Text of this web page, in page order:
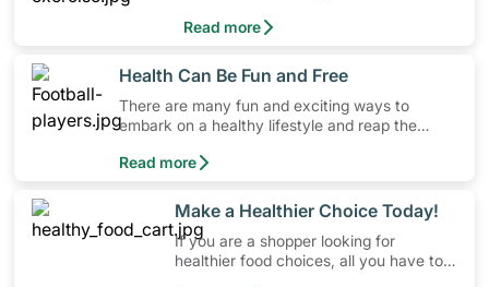
Read more
​Health Can Be Fun and Free
There are many fun and exciting ways to
embark on a healthy lifestyle and reap the
spend a ton of money. Engaging in at least 150-
activity weekly can help prevent Type-2
diabetes, heart disease and high blood
pressure. Check out these 4 low-cost yet fun
ideas that can get you moving!
Read more
​Make a Healthier Choice Today!
If you are a shopper looking for
healthier food choices, all you have to